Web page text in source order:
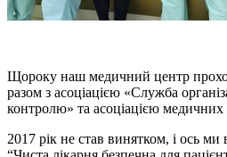
Щороку наш медичний центр
разом з асоціацією «Служба
контролю» та асоціацією медичних
2017 рік не став винятком, і ось ми